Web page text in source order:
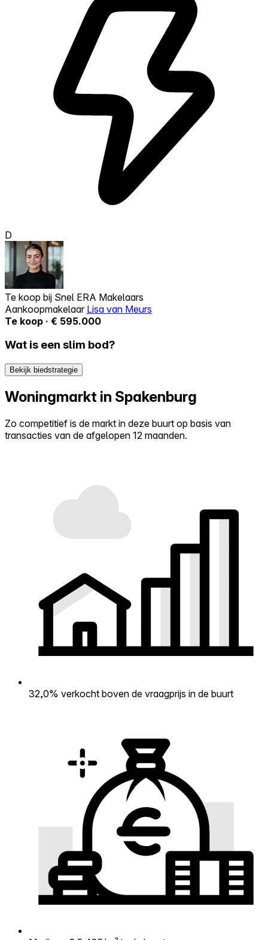
D
Te koop bij Snel ERA Makelaars
Aankoopmakelaar Lisa van Meurs
Te koop · € 595.000
Wat is een slim bod?
Bekijk biedstrategie
Woningmarkt in Spakenburg
Zo competitief is de markt in deze buurt op basis van
transacties van de afgelopen 12 maanden.
32,0% verkocht boven de vraagprijs in de buurt